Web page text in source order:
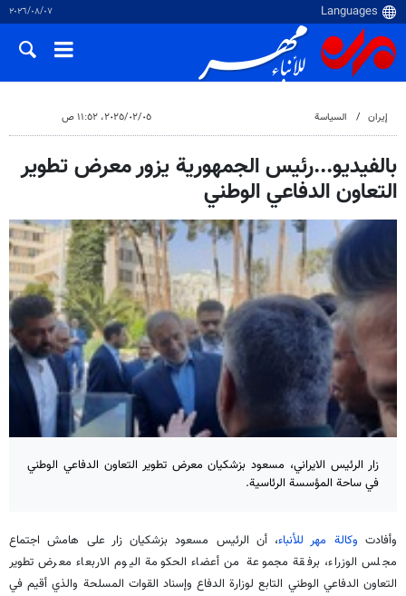
٠٧‏/٠٨‏/٢٠٢٦
إيران السياسة ٠٥‏/٠٢‏/٢٠٢٥، ١١:٥٢ ص
بالفيديو...رئيس الجمهورية يزور معرض تطوير
التعاون الدفاعي الوطني
زار الرئيس الايراني، مسعود بزشكيان معرض تطوير التعاون الدفاعي الوطني
في ساحة المؤسسة الرئاسية.
وأفادت وكالة مهر للأنباء، أن الرئيس مسعود بزشكيان زار على هامش اجتماع
مجلس الوزراء، برفقة مجموعة من أعضاء الحكومة اليوم الاربعاء معرض تطوير
التعاون الدفاعي الوطني التابع لوزارة الدفاع وإسناد القوات المسلحة والذي أقيم في